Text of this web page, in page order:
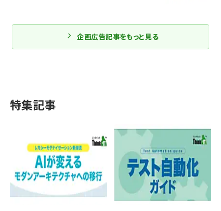
企画広告記事をもっと見る
特集記事